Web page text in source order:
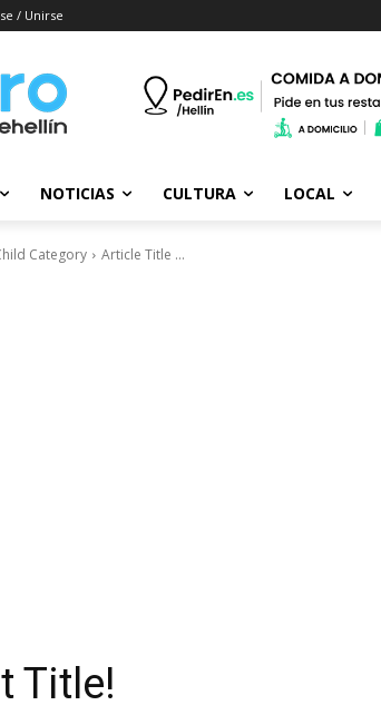
/ Unirse
NOTICIAS CULTURA LOCAL
Category Article Title ...
Title!